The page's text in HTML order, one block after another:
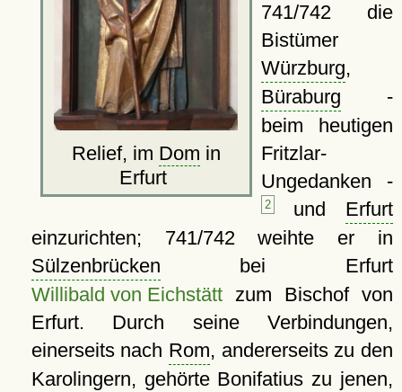
Relief, im Dom in
Erfurt
741/742 die
Bistümer
Würzburg,
Büraburg -
beim heutigen
Fritzlar-
Ungedanken -
2 und Erfurt
einzurichten; 741/742 weihte er in
Sülzenbrücken bei Erfurt
Willibald von Eichstättzum Bischof von
Erfurt. Durch seine Verbindungen,
einerseits nach Rom, andererseits zu den
Karolingern, gehörte Bonifatius zu jenen,